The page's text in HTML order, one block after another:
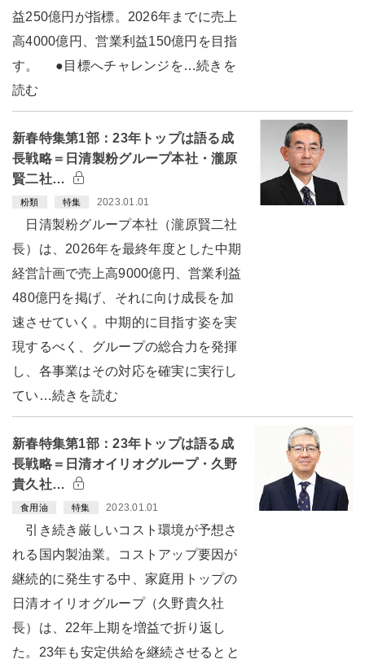
益250億円が指標。2026年までに売上
高4000億円、営業利益150億円を目指
す。 ●目標へチャレンジを…続きを
読む
新春特集第1部：23年トップは語る成
長戦略＝日清製粉グループ本社・瀧原
賢二社…
粉類 特集 2023.01.01
日清製粉グループ本社（瀧原賢二社
長）は、2026年を最終年度とした中期
経営計画で売上高9000億円、営業利益
480億円を掲げ、それに向け成長を加
速させていく。中期的に目指す姿を実
現するべく、グループの総合力を発揮
し、各事業はその対応を確実に実行し
てい…続きを読む
新春特集第1部：23年トップは語る成
長戦略＝日清オイリオグループ・久野
貴久社…
食用油 特集 2023.01.01
引き続き厳しいコスト環境が予想さ
れる国内製油業。コストアップ要因が
継続的に発生する中、家庭用トップの
日清オイリオグループ（久野貴久社
長）は、22年上期を増益で折り返し
た。23年も安定供給を継続させるとと